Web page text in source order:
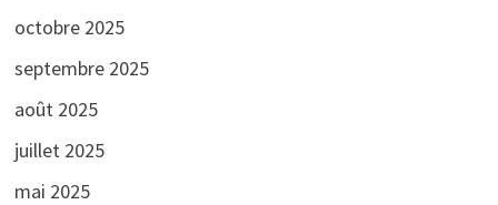
octobre 2025
septembre 2025
août 2025
juillet 2025
mai 2025